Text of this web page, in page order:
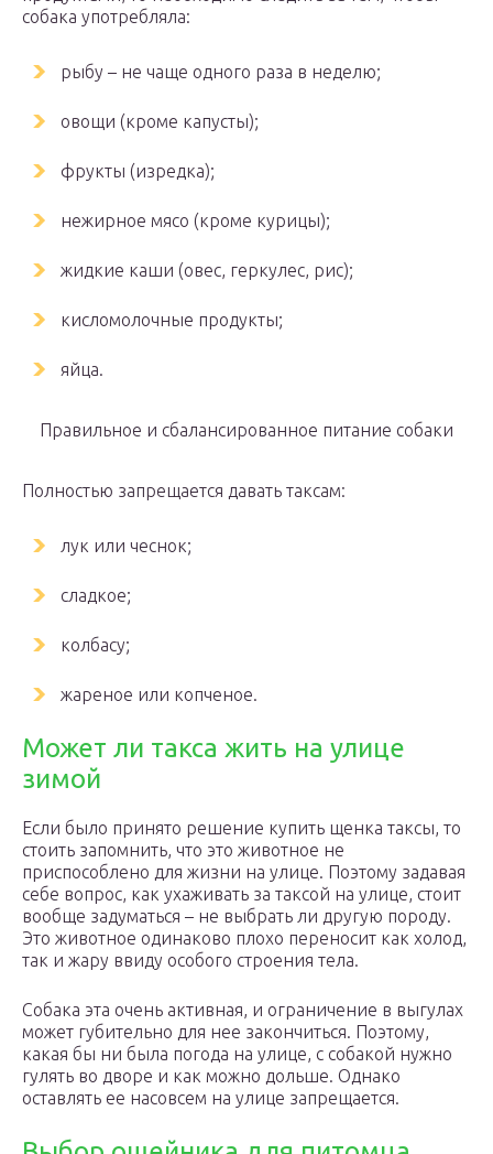
собака употребляла:
рыбу – не чаще одного раза в неделю;
овощи (кроме капусты);
фрукты (изредка);
нежирное мясо (кроме курицы);
жидкие каши (овес, геркулес, рис);
кисломолочные продукты;
яйца.
Правильное и сбалансированное питание собаки
Полностью запрещается давать таксам:
лук или чеснок;
сладкое;
колбасу;
жареное или копченое.
Может ли такса жить на улице
зимой
Если было принято решение купить щенка таксы, то
стоить запомнить, что это животное не
приспособлено для жизни на улице. Поэтому задавая
себе вопрос, как ухаживать за таксой на улице, стоит
вообще задуматься – не выбрать ли другую породу.
Это животное одинаково плохо переносит как холод,
так и жару ввиду особого строения тела.
Собака эта очень активная, и ограничение в выгулах
может губительно для нее закончиться. Поэтому,
какая бы ни была погода на улице, с собакой нужно
гулять во дворе и как можно дольше. Однако
оставлять ее насовсем на улице запрещается.